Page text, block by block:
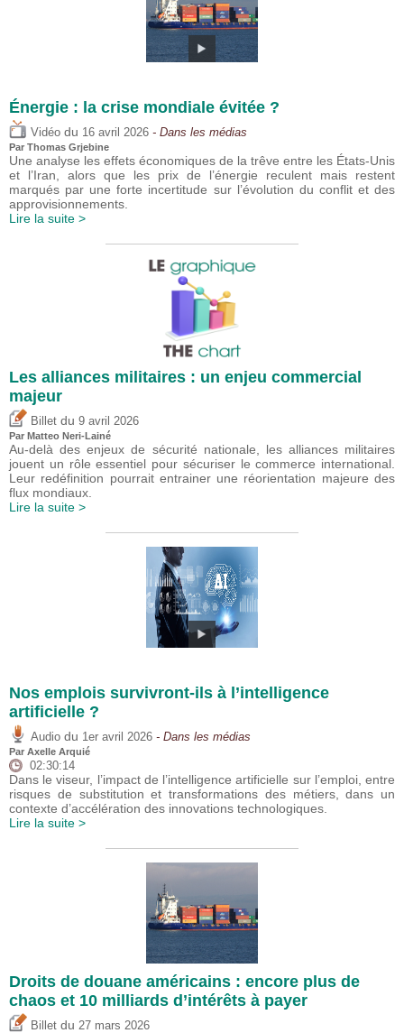
Énergie : la crise mondiale évitée ?
Vidéo du 16 avril 2026 - Dans les médias
Par Thomas Grjebine
Une analyse les effets économiques de la trêve entre les États-Unis
et l’Iran, alors que les prix de l’énergie reculent mais restent
marqués par une forte incertitude sur l’évolution du conflit et des
approvisionnements.
Lire la suite >
Les alliances militaires : un enjeu commercial
majeur
Billet du 9 avril 2026
Par Matteo Neri-Lainé
Au-delà des enjeux de sécurité nationale, les alliances militaires
jouent un rôle essentiel pour sécuriser le commerce international.
Leur redéfinition pourrait entrainer une réorientation majeure des
flux mondiaux.
Lire la suite >
Nos emplois survivront-ils à l’intelligence
artificielle ?
Audio du 1er avril 2026 - Dans les médias
Par Axelle Arquié
02:30:14
Dans le viseur, l’impact de l’intelligence artificielle sur l’emploi, entre
risques de substitution et transformations des métiers, dans un
contexte d’accélération des innovations technologiques.
Lire la suite >
Droits de douane américains : encore plus de
chaos et 10 milliards d’intérêts à payer
Billet du 27 mars 2026